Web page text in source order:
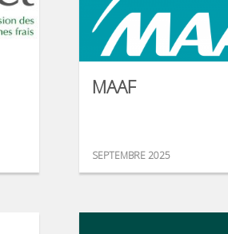
MAAF
SEPTEMBRE 2025